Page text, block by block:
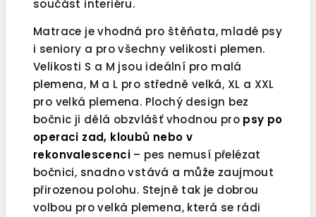
součást interiéru.
Matrace je vhodná pro štěňata, mladé psy
i seniory a pro všechny velikosti plemen.
Velikosti S a M jsou ideální pro malá
plemena, M a L pro středně velká, XL a XXL
pro velká plemena. Plochý design bez
bočnic ji dělá obzvlášť vhodnou pro psy po
operaci zad, kloubů nebo v
rekonvalescenci – pes nemusí přelézat
bočnici, snadno vstává a může zaujmout
přirozenou polohu. Stejně tak je dobrou
volbou pro velká plemena, která se rádi